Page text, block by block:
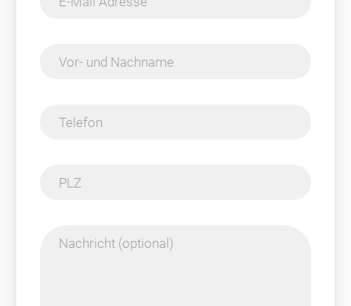
Vor- und Nachname
Telefon
PLZ
Nachricht (optional)